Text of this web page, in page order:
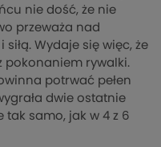
nie dość, że nie
przeważa nad
Wydaje się więc, że
pokonaniem rywalki.
potrwać pełen
dwie ostatnie
tak samo, jak w 4 z 6